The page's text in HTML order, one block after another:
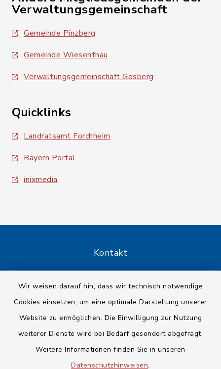
Wir weisen darauf hin, dass wir technisch notwendige
Cookies einsetzen, um eine optimale Darstellung unserer
Website zu ermöglichen. Die Einwilligung zur Nutzung
weiterer Dienste wird bei Bedarf gesondert abgefragt.
Weitere Informationen finden Sie in unseren
Datenschutzhinweisen.
Verwaltungsgemeinschaft
Gemeinde Pinzberg
Gemeinde Wiesenthau
Verwaltungsgemeinschaft Gosberg
Quicklinks
Landratsamt Forchheim
Bayern Portal
inixmedia
Kontakt
Datenschutz
Impressum
Sitemap